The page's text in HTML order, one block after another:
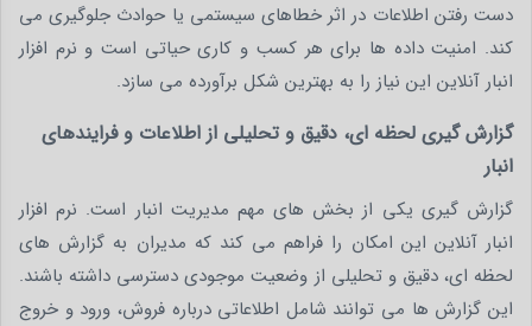
دست رفتن اطلاعات در اثر خطاهای سیستمی یا حوادث جلوگیری می
کند. امنیت داده ها برای هر کسب و کاری حیاتی است و نرم افزار
انبار آنلاین این نیاز را به بهترین شکل برآورده می سازد.
گزارش‌ گیری لحظه ای، دقیق و تحلیلی از اطلاعات و فرایندهای
انبار
گزارش گیری یکی از بخش های مهم مدیریت انبار است. نرم افزار
انبار آنلاین این امکان را فراهم می کند که مدیران به گزارش های
لحظه ای، دقیق و تحلیلی از وضعیت موجودی دسترسی داشته باشند.
این گزارش ها می توانند شامل اطلاعاتی درباره فروش، ورود و خروج